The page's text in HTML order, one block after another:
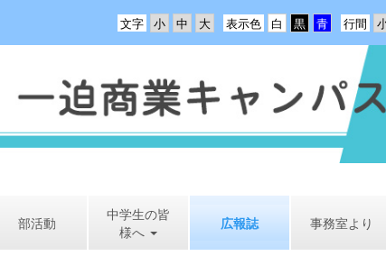
行間
表示色
文字
部活動
中学生の皆
様へ
広報誌 事務室より